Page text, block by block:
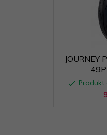
prędkości:
Kod
Magazyn:
JOURNEY
49P
Produkt